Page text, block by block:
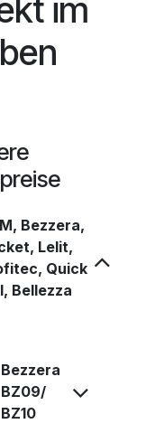
im
Bezzera,
Lelit,
Quick
Bellezza
Bezzera
BZ09/
BZ10